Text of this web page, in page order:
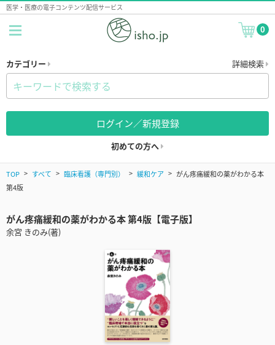
医学・医療の電子コンテンツ配信サービス
0
カテゴリー 詳細検索
ログイン／新規登録
初めての方へ
TOP すべて 臨床看護（専門別） 緩和ケア
がん疼痛緩和の薬がわかる本
第4版
がん疼痛緩和の薬がわかる本 第4版【電子版】
余宮 きのみ(著)